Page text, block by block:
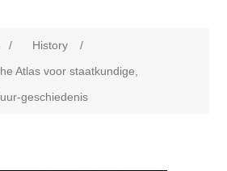
/ History
/
Atlas voor staatkundige,
geschiedenis